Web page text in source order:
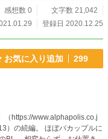
感想数 0
文字数 21,042
登録日 2020.12.25
お気に入り追加 299
（https://www.alphapolis.co.j
ぼバカップルに